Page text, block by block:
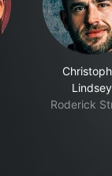
Lindsey
Roderick